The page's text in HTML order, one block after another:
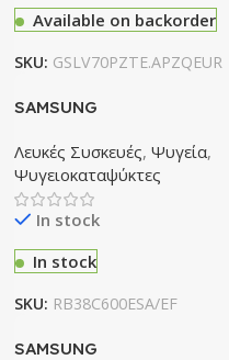
Available on backorder
SKU: GSLV70PZTE.APZQEUR
SAMSUNG
Ψυγειοκαταψύκτης
Λευκές Συσκευές, Ψυγεία,
Ψυγειοκαταψύκτες
In stock
In stock
SKU: RB38C600ESA/EF
SAMSUNG